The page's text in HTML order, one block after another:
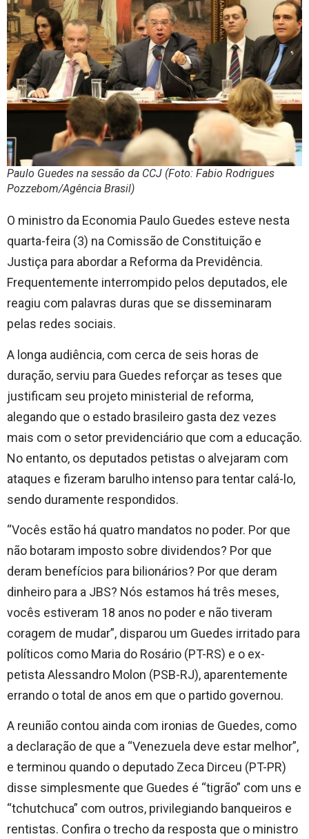
Paulo Guedes na sessão da CCJ (Foto: Fabio Rodrigues
Pozzebom/Agência Brasil)
O ministro da Economia Paulo Guedes esteve nesta
quarta-feira (3) na Comissão de Constituição e
Justiça para abordar a Reforma da Previdência.
Frequentemente interrompido pelos deputados, ele
reagiu com palavras duras que se disseminaram
pelas redes sociais.
A longa audiência, com cerca de seis horas de
duração, serviu para Guedes reforçar as teses que
justificam seu projeto ministerial de reforma,
alegando que o estado brasileiro gasta dez vezes
mais com o setor previdenciário que com a educação.
No entanto, os deputados petistas o alvejaram com
ataques e fizeram barulho intenso para tentar calá-lo,
sendo duramente respondidos.
“Vocês estão há quatro mandatos no poder. Por que
não botaram imposto sobre dividendos? Por que
deram benefícios para bilionários? Por que deram
dinheiro para a JBS? Nós estamos há três meses,
vocês estiveram 18 anos no poder e não tiveram
coragem de mudar”, disparou um Guedes irritado para
políticos como Maria do Rosário (PT-RS) e o ex-
petista Alessandro Molon (PSB-RJ), aparentemente
errando o total de anos em que o partido governou.
A reunião contou ainda com ironias de Guedes, como
a declaração de que a “Venezuela deve estar melhor”,
e terminou quando o deputado Zeca Dirceu (PT-PR)
disse simplesmente que Guedes é “tigrão” com uns e
“tchutchuca” com outros, privilegiando banqueiros e
rentistas. Confira o trecho da resposta que o ministro